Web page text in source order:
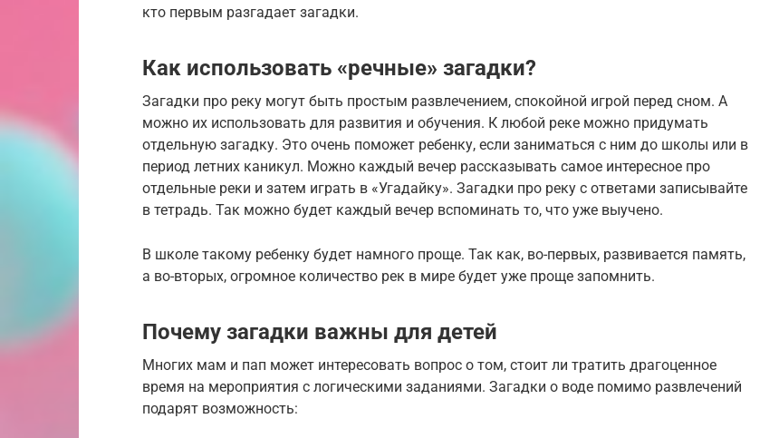
кто первым разгадает загадки.
Как использовать «речные» загадки?
Загадки про реку могут быть простым развлечением, спокойной игрой перед сном. А
можно их использовать для развития и обучения. К любой реке можно придумать
отдельную загадку. Это очень поможет ребенку, если заниматься с ним до школы или в
период летних каникул. Можно каждый вечер рассказывать самое интересное про
отдельные реки и затем играть в «Угадайку». Загадки про реку с ответами записывайте
в тетрадь. Так можно будет каждый вечер вспоминать то, что уже выучено.
В школе такому ребенку будет намного проще. Так как, во-первых, развивается память,
а во-вторых, огромное количество рек в мире будет уже проще запомнить.
Почему загадки важны для детей
Многих мам и пап может интересовать вопрос о том, стоит ли тратить драгоценное
время на мероприятия с логическими заданиями. Загадки о воде помимо развлечений
подарят возможность: